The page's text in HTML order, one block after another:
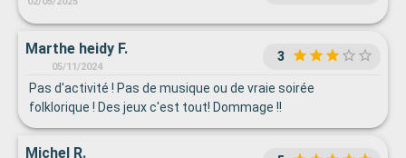
Marthe heidy F.
05/11/2024
3
Pas d'activité ! Pas de musique ou de vraie soirée
folklorique ! Des jeux c'est tout! Dommage !!
Michel R.